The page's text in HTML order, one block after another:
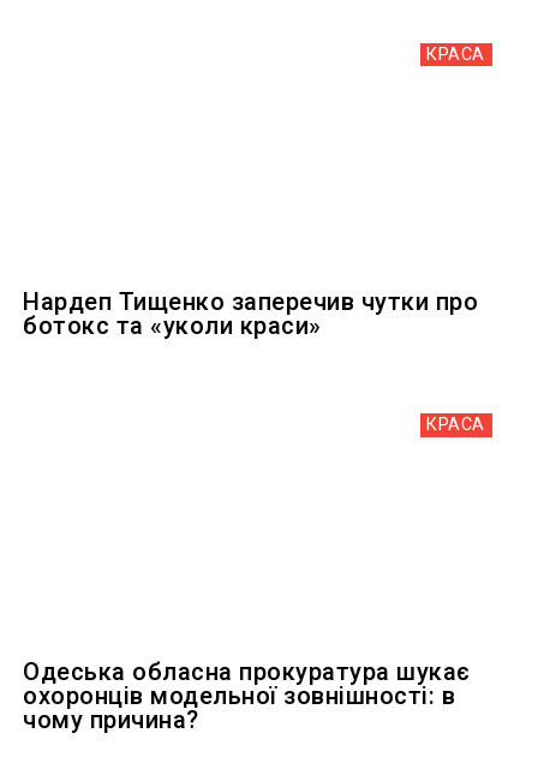
КРАСА
Нардеп Тищенко заперечив чутки про
ботокс та «уколи краси»
КРАСА
Одеська обласна прокуратура шукає
охоронців модельної зовнішності: в
чому причина?